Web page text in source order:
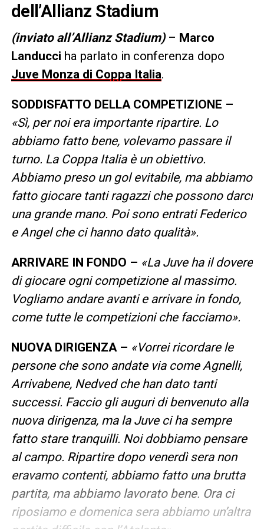
dell’Allianz Stadium
(inviato all’Allianz Stadium) – Marco
Landucci ha parlato in conferenza dopo
Juve Monza di Coppa Italia.
SODDISFATTO DELLA COMPETIZIONE –
«Sì, per noi era importante ripartire. Lo
abbiamo fatto bene, volevamo passare il
turno. La Coppa Italia è un obiettivo.
Abbiamo preso un gol evitabile, ma abbiamo
fatto giocare tanti ragazzi che possono darci
una grande mano. Poi sono entrati Federico
e Angel che ci hanno dato qualità».
ARRIVARE IN FONDO – «La Juve ha il dovere
di giocare ogni competizione al massimo.
Vogliamo andare avanti e arrivare in fondo,
come tutte le competizioni che facciamo».
NUOVA DIRIGENZA – «Vorrei ricordare le
persone che sono andate via come Agnelli,
Arrivabene, Nedved che han dato tanti
successi. Faccio gli auguri di benvenuto alla
nuova dirigenza, ma la Juve ci ha sempre
fatto stare tranquilli. Noi dobbiamo pensare
al campo. Ripartire dopo venerdì sera non
eravamo contenti, abbiamo fatto una brutta
partita, ma abbiamo lavorato bene. Ora ci
riposiamo e domenica sera abbiamo un’altra